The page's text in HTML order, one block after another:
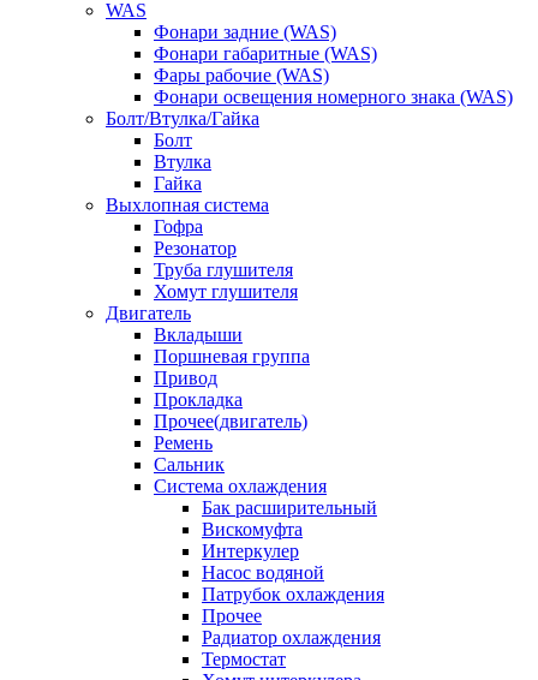
WAS
Фонари задние (WAS)
Фонари габаритные (WAS)
Фары рабочие (WAS)
Фонари освещения номерного знака (WAS)
Болт/Втулка/Гайка
Болт
Втулка
Гайка
Выхлопная система
Гофра
Резонатор
Труба глушителя
Хомут глушителя
Двигатель
Вкладыши
Поршневая группа
Привод
Прокладка
Прочее(двигатель)
Ремень
Сальник
Система охлаждения
Бак расширительный
Вискомуфта
Интеркулер
Насос водяной
Патрубок охлаждения
Прочее
Радиатор охлаждения
Термостат